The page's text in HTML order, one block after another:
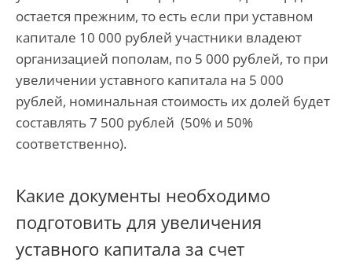
остается прежним, то есть если при уставном
капитале 10 000 рублей участники владеют
организацией пополам, по 5 000 рублей, то при
увеличении уставного капитала на 5 000
рублей, номинальная стоимость их долей будет
составлять 7 500 рублей (50% и 50%
соответственно).
Какие документы необходимо
подготовить для увеличения
уставного капитала за счет